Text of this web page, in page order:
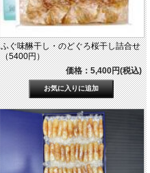
ふぐ味醂干し・のどぐろ桜干し詰合せ
（5400円）
価格：5,400円(税込)